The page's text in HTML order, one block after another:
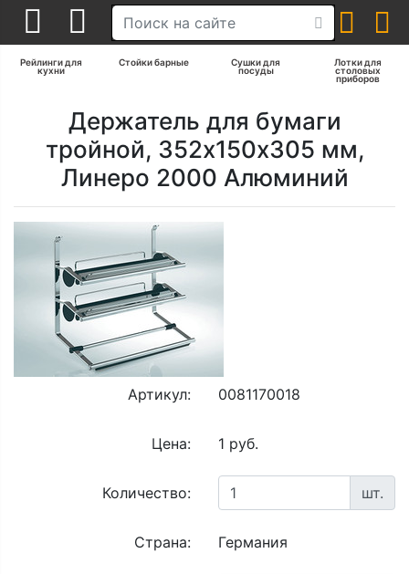
Рейлинги для
кухни
Стойки барные Сушки для
посуды
Лотки для
столовых
приборов
Держатель для бумаги
тройной, 352х150х305 мм,
Линеро 2000 Алюминий
Артикул: 0081170018
Цена: 1 руб.
Количество: шт.
Страна: Германия